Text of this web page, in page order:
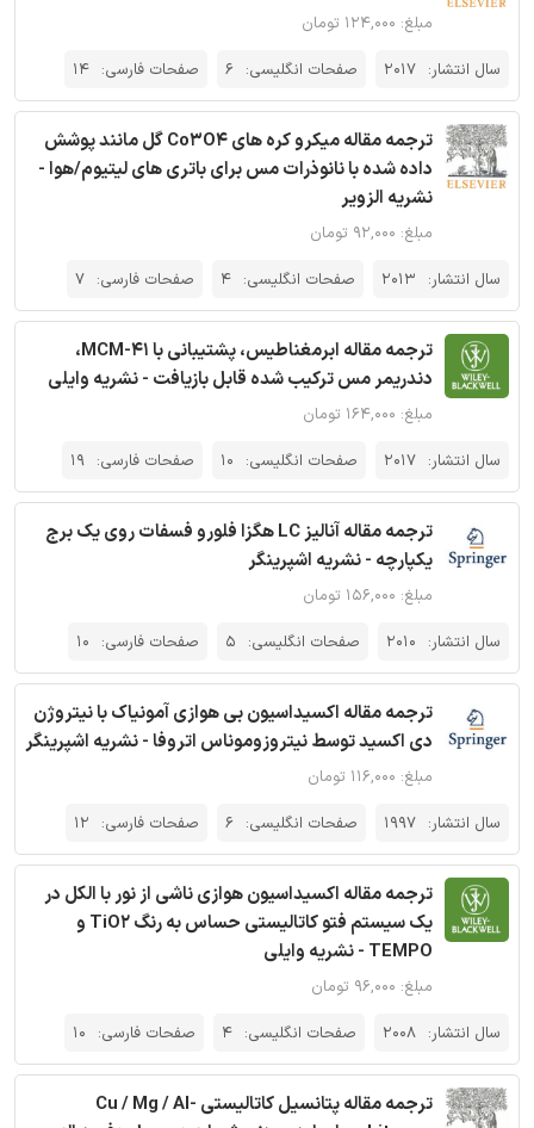
مبلغ: ۱۲۴,۰۰۰ تومان
سال انتشار: 2017 صفحات انگلیسی: 6 صفحات فارسی: 14
ترجمه مقاله میکرو کره های Co3O4 گل مانند پوشش
داده شده با نانوذرات مس برای باتری های لیتیوم/هوا -
نشریه الزویر
مبلغ: ۹۲,۰۰۰ تومان
سال انتشار: 2013 صفحات انگلیسی: 4 صفحات فارسی: 7
ترجمه مقاله ابرمغناطیس، پشتیبانی با MCM-41،
دندریمر مس ترکیب شده قابل بازیافت - نشریه وایلی
مبلغ: ۱۶۴,۰۰۰ تومان
سال انتشار: 2017 صفحات انگلیسی: 10 صفحات فارسی: 19
ترجمه مقاله آنالیز LC هگزا فلورو فسفات روی یک برج
یکپارچه - نشریه اشپرینگر
مبلغ: ۱۵۶,۰۰۰ تومان
سال انتشار: 2010 صفحات انگلیسی: 5 صفحات فارسی: 10
ترجمه مقاله اکسیداسیون بی هوازی آمونیاک با نیتروژن
دی اکسید توسط نیتروزوموناس اتروفا - نشریه اشپرینگر
مبلغ: ۱۱۶,۰۰۰ تومان
سال انتشار: 1997 صفحات انگلیسی: 6 صفحات فارسی: 12
ترجمه مقاله اکسیداسیون هوازی ناشی از نور با الکل در
یک سیستم فتو کاتالیستی حساس به رنگ TiO2 و
TEMPO - نشریه وایلی
مبلغ: ۹۶,۰۰۰ تومان
سال انتشار: 2008 صفحات انگلیسی: 4 صفحات فارسی: 10
ترجمه مقاله پتانسیل کاتالیستی Cu / Mg / Al-